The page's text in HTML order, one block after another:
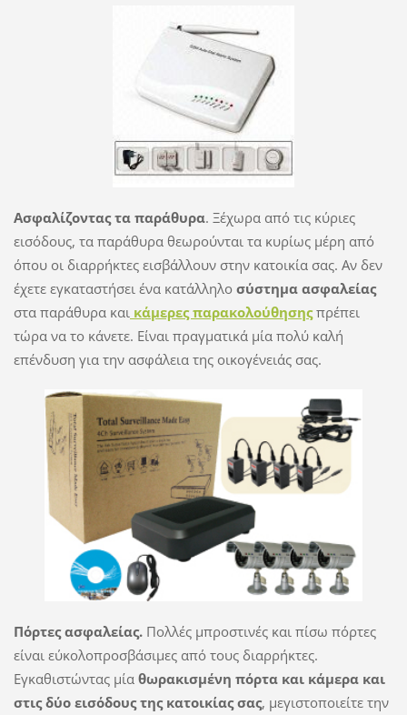
Ασφαλίζοντας τα παράθυρα. Ξέχωρα από τις κύριες
εισόδους, τα παράθυρα θεωρούνται τα κυρίως μέρη από
όπου οι διαρρήκτες εισβάλλουν στην κατοικία σας. Αν δεν
έχετε εγκαταστήσει ένα κατάλληλοσύστημα ασφαλείας
στα παράθυρα και κάμερες παρακολούθησηςπρέπει
τώρα να το κάνετε. Είναι πραγματικά μία πολύ καλή
επένδυση για την ασφάλεια της οικογένειάς σας.
Πόρτες ασφαλείας.Πολλές μπροστινές και πίσω πόρτες
είναι εύκολοπροσβάσιμες από τους διαρρήκτες.
Εγκαθιστώντας μία θωρακισμένη πόρτα και κάμερα και
στις δύο εισόδους της κατοικίας σας, μεγιστοποιείτε την